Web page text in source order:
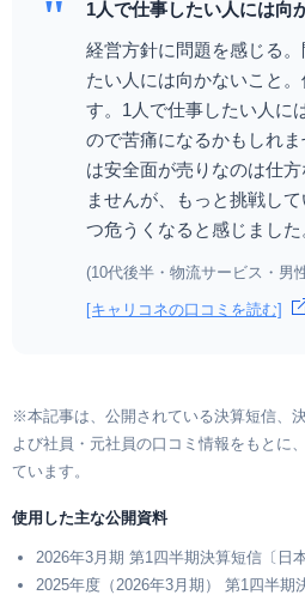
"
1人で仕事したい人には向
経営方針に問題を感じる
たい人には向かないこと
す。1人で仕事したい人に
ので苦痛になるかもしれ
は安全面が売りなのは仕
ませんが、もっと挑戦し
つ危うくなると感じました
(10代後半・物流サービス・男
[キャリコネの口コミを読む]
※本記事は、公開されている決算短信、
よび社員・元社員の口コミ情報をもとに
ています。
使用した主な公開資料
2026年3月期 第1四半期決算短信〔日
2025年度（2026年3月期） 第1四半期